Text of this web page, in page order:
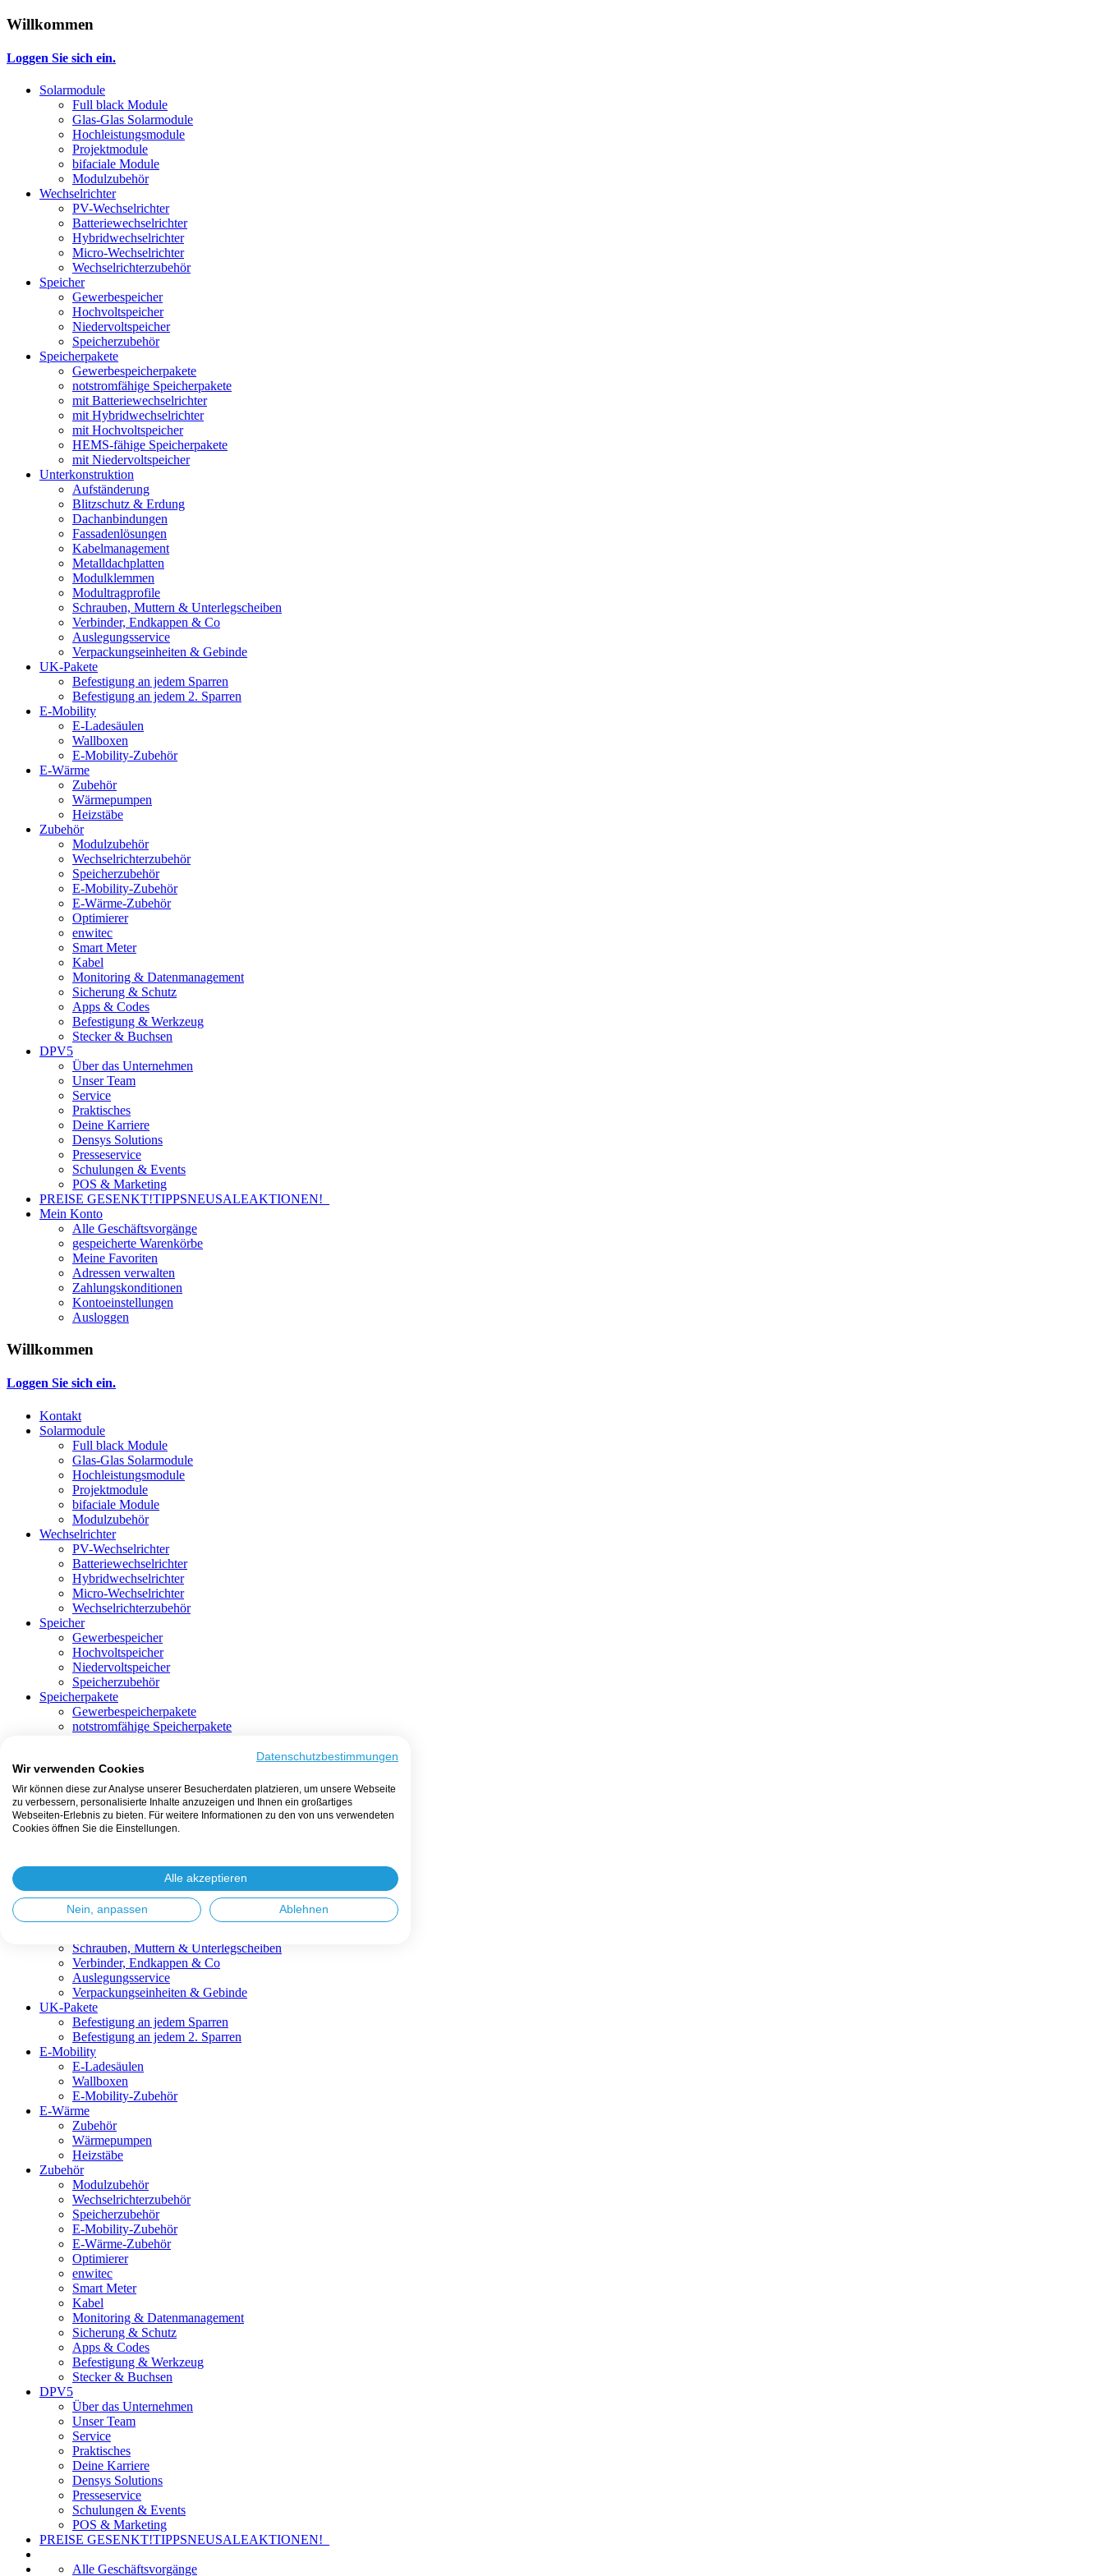
Willkommen
Loggen Sie sich ein.
Solarmodule
Full black Module
Glas-Glas Solarmodule
Hochleistungsmodule
Projektmodule
bifaciale Module
Modulzubehör
Wechselrichter
PV-Wechselrichter
Batteriewechselrichter
Hybridwechselrichter
Micro-Wechselrichter
Wechselrichterzubehör
Speicher
Gewerbespeicher
Hochvoltspeicher
Niedervoltspeicher
Speicherzubehör
Speicherpakete
Gewerbespeicherpakete
notstromfähige Speicherpakete
mit Batteriewechselrichter
mit Hybridwechselrichter
mit Hochvoltspeicher
HEMS-fähige Speicherpakete
mit Niedervoltspeicher
Unterkonstruktion
Aufständerung
Blitzschutz & Erdung
Dachanbindungen
Fassadenlösungen
Kabelmanagement
Metalldachplatten
Modulklemmen
Modultragprofile
Schrauben, Muttern & Unterlegscheiben
Verbinder, Endkappen & Co
Auslegungsservice
Verpackungseinheiten & Gebinde
UK-Pakete
Befestigung an jedem Sparren
Befestigung an jedem 2. Sparren
E-Mobility
E-Ladesäulen
Wallboxen
E-Mobility-Zubehör
E-Wärme
Zubehör
Wärmepumpen
Heizstäbe
Zubehör
Modulzubehör
Wechselrichterzubehör
Speicherzubehör
E-Mobility-Zubehör
E-Wärme-Zubehör
Optimierer
enwitec
Smart Meter
Kabel
Monitoring & Datenmanagement
Sicherung & Schutz
Apps & Codes
Befestigung & Werkzeug
Stecker & Buchsen
DPV5
Über das Unternehmen
Unser Team
Service
Praktisches
Deine Karriere
Densys Solutions
Presseservice
Schulungen & Events
POS & Marketing
PREISE GESENKT!TIPPSNEUSALEAKTIONEN!
Mein Konto
Alle Geschäftsvorgänge
gespeicherte Warenkörbe
Meine Favoriten
Adressen verwalten
Zahlungskonditionen
Kontoeinstellungen
Ausloggen
Willkommen
Loggen Sie sich ein.
Kontakt
Solarmodule
Full black Module
Glas-Glas Solarmodule
Hochleistungsmodule
Projektmodule
bifaciale Module
Modulzubehör
Wechselrichter
PV-Wechselrichter
Batteriewechselrichter
Hybridwechselrichter
Micro-Wechselrichter
Wechselrichterzubehör
Speicher
Gewerbespeicher
Hochvoltspeicher
Niedervoltspeicher
Speicherzubehör
Speicherpakete
Gewerbespeicherpakete
notstromfähige Speicherpakete
mit Hochvoltspeicher
HEMS-fähige Speicherpakete
mit Niedervoltspeicher
Unterkonstruktion
Aufständerung
Fassadenlösungen
Kabelmanagement
Metalldachplatten
Modulklemmen
Schrauben, Muttern & Unterlegscheiben
Verbinder, Endkappen & Co
Auslegungsservice
Verpackungseinheiten & Gebinde
UK-Pakete
Befestigung an jedem Sparren
Befestigung an jedem 2. Sparren
E-Mobility
E-Ladesäulen
Wallboxen
E-Mobility-Zubehör
E-Wärme
Zubehör
Wärmepumpen
Heizstäbe
Zubehör
Modulzubehör
Wechselrichterzubehör
Speicherzubehör
E-Mobility-Zubehör
E-Wärme-Zubehör
Optimierer
enwitec
Smart Meter
Kabel
Monitoring & Datenmanagement
Sicherung & Schutz
Apps & Codes
Befestigung & Werkzeug
Stecker & Buchsen
DPV5
Über das Unternehmen
Unser Team
Service
Praktisches
Deine Karriere
Densys Solutions
Presseservice
Schulungen & Events
POS & Marketing
PREISE GESENKT!TIPPSNEUSALEAKTIONEN!
Alle Geschäftsvorgänge
Datenschutzbestimmungen
Wir verwenden Cookies
Wir können diese zur Analyse unserer Besucherdaten platzieren, um unsere Webseite
zu verbessern, personalisierte Inhalte anzuzeigen und Ihnen ein großartiges
Webseiten-Erlebnis zu bieten. Für weitere Informationen zu den von uns verwendeten
Cookies öffnen Sie die Einstellungen.
Alle akzeptieren
Nein, anpassen Ablehnen